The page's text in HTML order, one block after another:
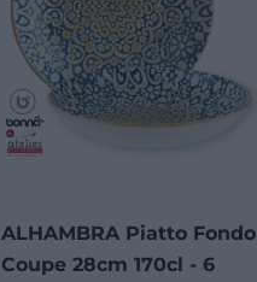
ALHAMBRA Piatto Fondo
Coupe 28cm 170cl - 6